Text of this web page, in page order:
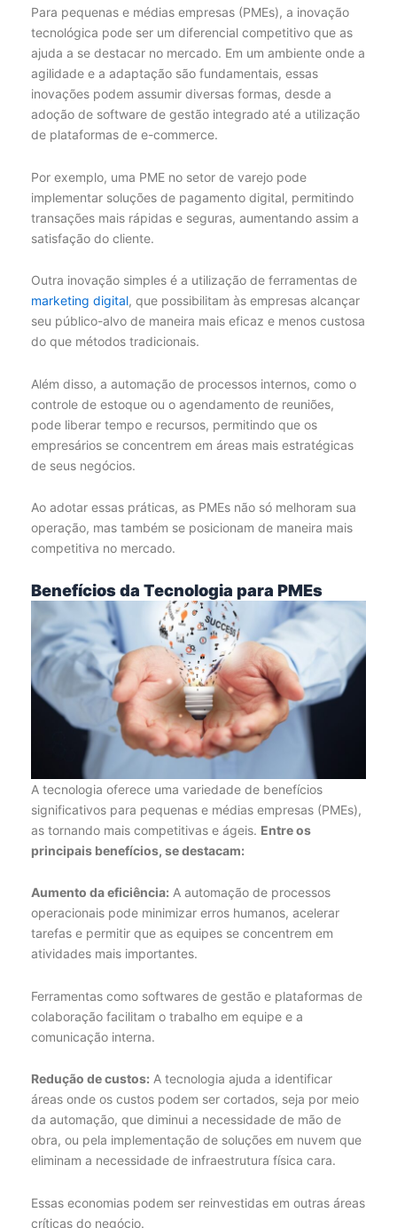
Para pequenas e médias empresas (PMEs), a inovação
tecnológica pode ser um diferencial competitivo que as
ajuda a se destacar no mercado. Em um ambiente onde a
agilidade e a adaptação são fundamentais, essas
inovações podem assumir diversas formas, desde a
adoção de software de gestão integrado até a utilização
de plataformas de e-commerce.
Por exemplo, uma PME no setor de varejo pode
implementar soluções de pagamento digital, permitindo
transações mais rápidas e seguras, aumentando assim a
satisfação do cliente.
Outra inovação simples é a utilização de ferramentas de
marketing digital, que possibilitam às empresas alcançar
seu público-alvo de maneira mais eficaz e menos custosa
do que métodos tradicionais.
Além disso, a automação de processos internos, como o
controle de estoque ou o agendamento de reuniões,
pode liberar tempo e recursos, permitindo que os
empresários se concentrem em áreas mais estratégicas
de seus negócios.
Ao adotar essas práticas, as PMEs não só melhoram sua
operação, mas também se posicionam de maneira mais
competitiva no mercado.
Benefícios da Tecnologia para PMEs
A tecnologia oferece uma variedade de benefícios
significativos para pequenas e médias empresas (PMEs),
as tornando mais competitivas e ágeis. Entre os
principais benefícios, se destacam:
Aumento da eficiência: A automação de processos
operacionais pode minimizar erros humanos, acelerar
tarefas e permitir que as equipes se concentrem em
atividades mais importantes.
Ferramentas como softwares de gestão e plataformas de
colaboração facilitam o trabalho em equipe e a
comunicação interna.
Redução de custos: A tecnologia ajuda a identificar
áreas onde os custos podem ser cortados, seja por meio
da automação, que diminui a necessidade de mão de
obra, ou pela implementação de soluções em nuvem que
eliminam a necessidade de infraestrutura física cara.
Essas economias podem ser reinvestidas em outras áreas
críticas do negócio.